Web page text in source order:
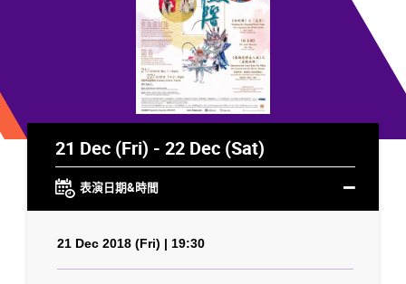
21 Dec (Fri) - 22 Dec (Sat)
表演日期&時間
21 Dec 2018 (Fri) | 19:30